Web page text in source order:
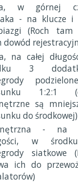
w górnej
- na klucze i
(Roch tam
dowód
na całej
3
1:2:1
są
do środkowej)
- na
w
siatkowe
ich do